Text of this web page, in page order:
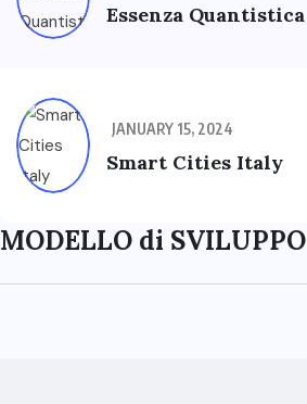
Essenza Quantistica
JANUARY 15, 2024
Smart Cities Italy
MODELLO di SVILUPPO